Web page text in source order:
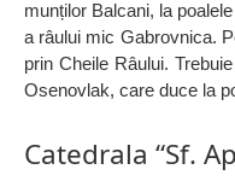
munților Balcani, la
a râului mic Gabrovnica.
prin Cheile Râului.
Osenovlak, care duce la
Catedrala “Sf.